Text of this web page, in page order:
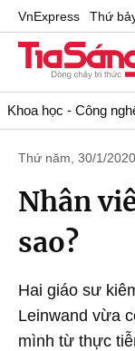
VnExpress Thứ
Khoa học - Công
Thứ năm, 30/1/
Nhân
sao?
Hai giáo sư
Leinwand vừa
mình từ thực